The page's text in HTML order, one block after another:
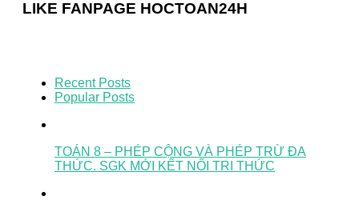
LIKE FANPAGE HOCTOAN24H
Recent Posts
Popular Posts
TOÁN 8 – PHÉP CỘNG VÀ PHÉP TRỪ ĐA
THỨC. SGK MỚI KẾT NỐI TRI THỨC